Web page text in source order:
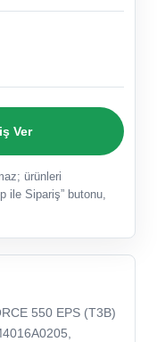
Ver
ürünleri
ile Sipariş” butonu,
550 EPS (T3B)